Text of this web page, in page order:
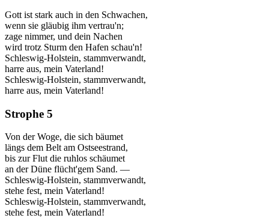
Gott ist stark auch in den Schwachen,
wenn sie gläubig ihm vertrau'n;
zage nimmer, und dein Nachen
wird trotz Sturm den Hafen schau'n!
Schleswig-Holstein, stammverwandt,
harre aus, mein Vaterland!
Schleswig-Holstein, stammverwandt,
harre aus, mein Vaterland!
Strophe 5
Von der Woge, die sich bäumet
längs dem Belt am Ostseestrand,
bis zur Flut die ruhlos schäumet
an der Düne flücht'gem Sand. —
Schleswig-Holstein, stammverwandt,
stehe fest, mein Vaterland!
Schleswig-Holstein, stammverwandt,
stehe fest, mein Vaterland!